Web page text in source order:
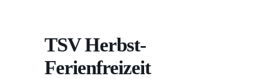
TSV Herbst-
Ferienfreizeit